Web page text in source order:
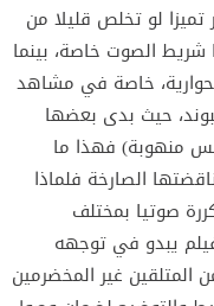
لو تخلص قليلا من
شريط الصوت خاصة، بينما
خاصة في مشاهد
حيث بدى بعضها
منهوبة) فهذا ما
الصارخة فلماذا
صوتيا بمختلف
يبدو في توجهه
المتلقين غير المخضرمين